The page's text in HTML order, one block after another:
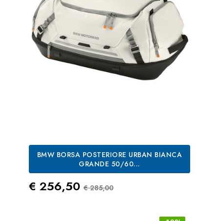
BMW BORSA POSTERIORE URBAN BIANCA
GRANDE 50/60...
Prezzo
€ 256,50 Prezzo Standard
€ 285,00